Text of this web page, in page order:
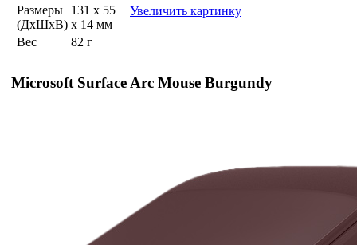
Размеры
(ДхШхВ)
131 x 55
x 14 мм
Вес
82 г
Увеличить картинку
Microsoft Surface Arc Mouse Burgundy